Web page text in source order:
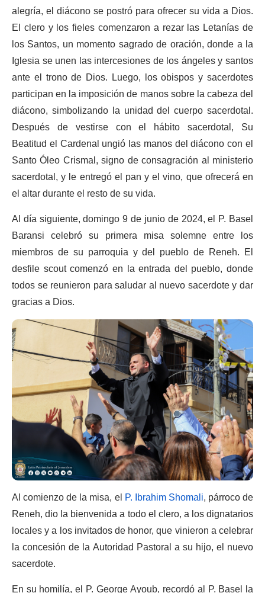
alegría, el diácono se postró para ofrecer su vida a Dios.
El clero y los fieles comenzaron a rezar las Letanías de
los Santos, un momento sagrado de oración, donde a la
Iglesia se unen las intercesiones de los ángeles y santos
ante el trono de Dios. Luego, los obispos y sacerdotes
participan en la imposición de manos sobre la cabeza del
diácono, simbolizando la unidad del cuerpo sacerdotal.
Después de vestirse con el hábito sacerdotal, Su
Beatitud el Cardenal ungió las manos del diácono con el
Santo Óleo Crismal, signo de consagración al ministerio
sacerdotal, y le entregó el pan y el vino, que ofrecerá en
el altar durante el resto de su vida.
Al día siguiente, domingo 9 de junio de 2024, el P. Basel
Baransi celebró su primera misa solemne entre los
miembros de su parroquia y del pueblo de Reneh. El
desfile scout comenzó en la entrada del pueblo, donde
todos se reunieron para saludar al nuevo sacerdote y dar
gracias a Dios.
Al comienzo de la misa, elP. Ibrahim Shomali, párroco de
Reneh, dio la bienvenida a todo el clero, a los dignatarios
locales y a los invitados de honor, que vinieron a celebrar
la concesión de la Autoridad Pastoral a su hijo, el nuevo
sacerdote.